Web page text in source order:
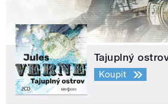
Tajuplný
Koupit